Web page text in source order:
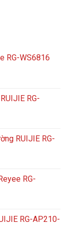
RG-WS6816
RG-
RUIJIE RG-
RG-
RG-AP210-